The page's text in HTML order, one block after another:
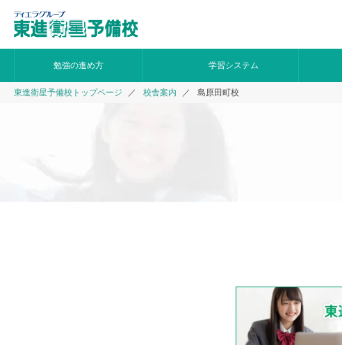
勉強の進め方 学習システム
東進衛星予備校トップページ 校舎案内 島原田町校